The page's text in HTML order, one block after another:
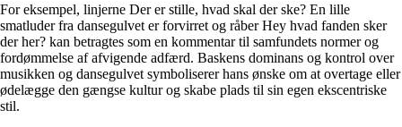
For eksempel, linjerne Der er stille, hvad skal der ske? En lille
smatluder fra dansegulvet er forvirret og råber Hey hvad fanden sker
der her? kan betragtes som en kommentar til samfundets normer og
fordømmelse af afvigende adfærd. Baskens dominans og kontrol over
musikken og dansegulvet symboliserer hans ønske om at overtage eller
ødelægge den gængse kultur og skabe plads til sin egen ekscentriske
stil.